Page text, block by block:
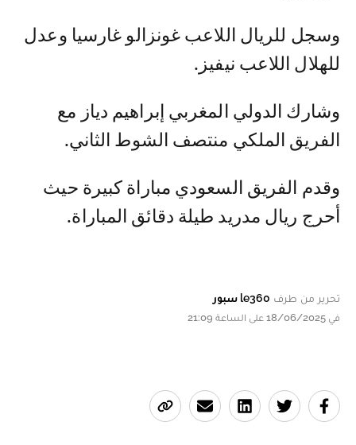
وسجل للريال اللاعب غونزالو غارسيا وعدل
للهلال اللاعب نيفيز.
وشارك الدولي المغربي إبراهيم دياز مع
الفريق الملكي منتصف الشوط الثاني.
وقدم الفريق السعودي مباراة كبيرة حيث
أحرج ريال مدريد طيلة دقائق المباراة.
تحرير من طرف le360 سبور
في 18/06/2025 على الساعة 21:09